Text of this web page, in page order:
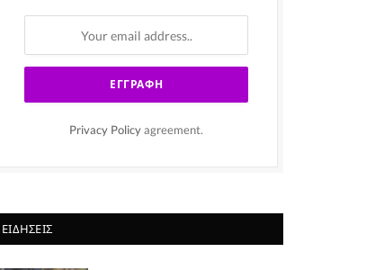
Privacy Policy agreement.
ΕΙΔΉΣΕΙΣ